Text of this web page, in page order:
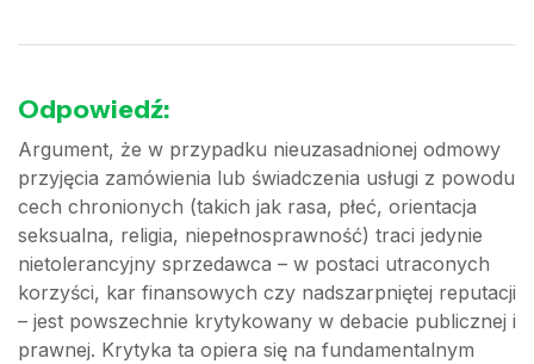
Odpowiedź:
Argument, że w przypadku nieuzasadnionej odmowy
przyjęcia zamówienia lub świadczenia usługi z powodu
cech chronionych (takich jak rasa, płeć, orientacja
seksualna, religia, niepełnosprawność) traci jedynie
nietolerancyjny sprzedawca – w postaci utraconych
korzyści, kar finansowych czy nadszarpniętej reputacji
– jest powszechnie krytykowany w debacie publicznej i
prawnej. Krytyka ta opiera się na fundamentalnym